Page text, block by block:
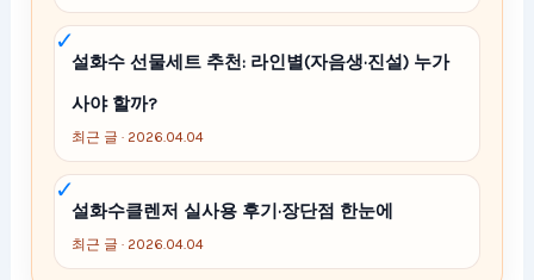
설화수 선물세트 추천: 라인별(자음생·진설) 누가
사야 할까?
최근 글 · 2026.04.04
설화수클렌저 실사용 후기·장단점 한눈에
최근 글 · 2026.04.04